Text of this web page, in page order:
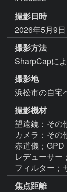
撮影日時
2026年5月9
撮影方法
SharpCapに
撮影地
浜松市の自宅
撮影機材
望遠鏡：その
カメラ：その
赤道儀；GPD
レデューサー
フィルター；
焦点距離